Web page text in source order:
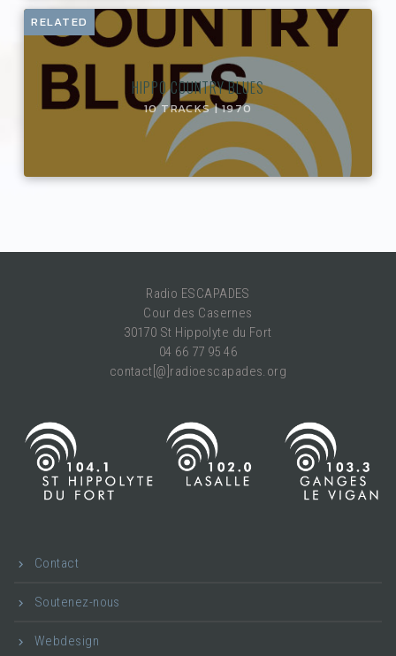
RELATED
HIPPO COUNTRY BLUES
10 TRACKS | 1970
Radio ESCAPADES
Cour des Casernes
30170 St Hippolyte du Fort
04 66 77 95 46
contact[@]radioescapades.org
Contact
Soutenez-nous
Webdesign